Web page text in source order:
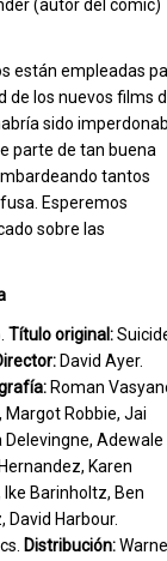
(autor del cómic)
están empleadas
de los nuevos films
sido
parte de tan buena
tantos
Esperemos
sobre las
Título original:
David Ayer.
Roman
Robbie, Jai
Delevingne, Adewale
Karen
Barinholtz, Ben
David Harbour.
Distribución: